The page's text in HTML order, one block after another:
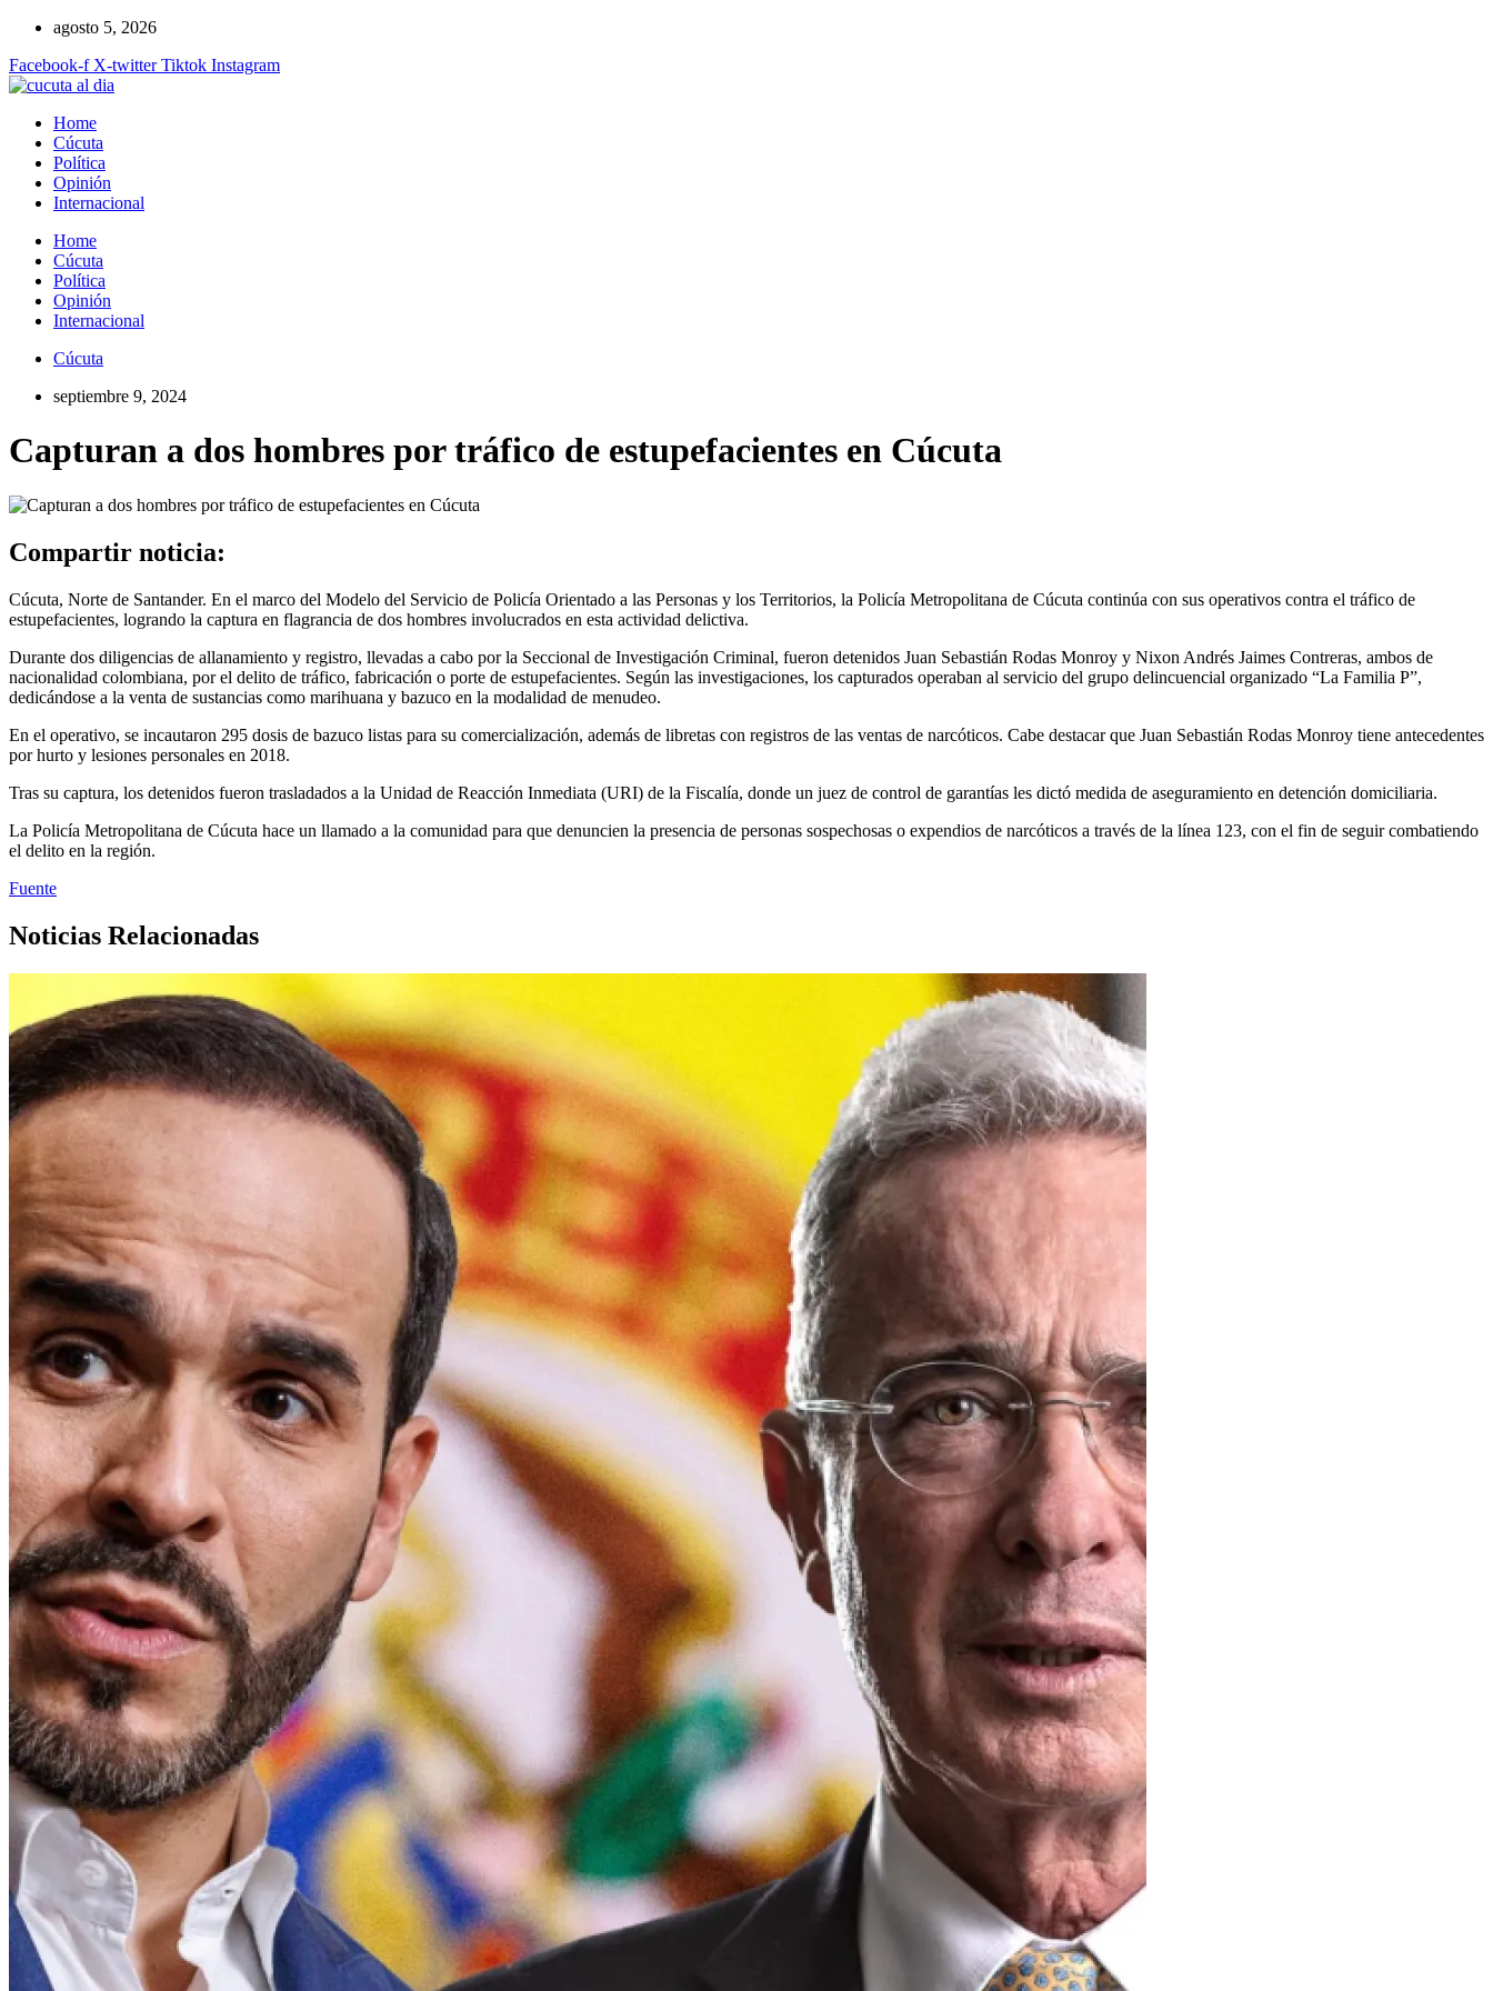
contenido
agosto 5, 2026
Facebook-f X-twitter Tiktok Instagram
Home
Cúcuta
Política
Opinión
Internacional
Home
Cúcuta
Política
Opinión
Internacional
Cúcuta
septiembre 9, 2024
Capturan a dos hombres por tráfico de estupefacientes en Cúcuta
Compartir noticia:
Cúcuta, Norte de Santander. En el marco del Modelo del Servicio de Policía Orientado a las Personas y los Territorios, la Policía Metropolitana de Cúcuta continúa con sus operativos contra el tráfico de
estupefacientes, logrando la captura en flagrancia de dos hombres involucrados en esta actividad delictiva.
Durante dos diligencias de allanamiento y registro, llevadas a cabo por la Seccional de Investigación Criminal, fueron detenidos Juan Sebastián Rodas Monroy y Nixon Andrés Jaimes Contreras, ambos de
nacionalidad colombiana, por el delito de tráfico, fabricación o porte de estupefacientes. Según las investigaciones, los capturados operaban al servicio del grupo delincuencial organizado “La Familia P”,
dedicándose a la venta de sustancias como marihuana y bazuco en la modalidad de menudeo.
En el operativo, se incautaron 295 dosis de bazuco listas para su comercialización, además de libretas con registros de las ventas de narcóticos. Cabe destacar que Juan Sebastián Rodas Monroy tiene antecedentes
por hurto y lesiones personales en 2018.
Tras su captura, los detenidos fueron trasladados a la Unidad de Reacción Inmediata (URI) de la Fiscalía, donde un juez de control de garantías les dictó medida de aseguramiento en detención domiciliaria.
La Policía Metropolitana de Cúcuta hace un llamado a la comunidad para que denuncien la presencia de personas sospechosas o expendios de narcóticos a través de la línea 123, con el fin de seguir combatiendo
el delito en la región.
Fuente
Noticias Relacionadas